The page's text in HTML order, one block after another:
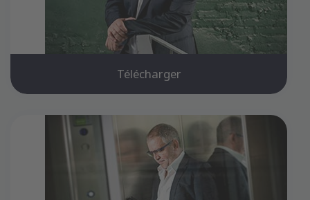
Télécharger